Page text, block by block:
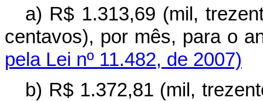
a) R$ 1.313,69 (mil,
centavos), por mês, para
pela Lei nº 11.482, de 2007)
b) R$ 1.372,81 (mil,